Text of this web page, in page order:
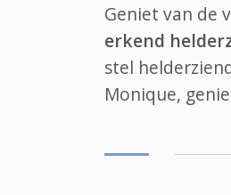
Geniet van de
erkend
stel
Monique,